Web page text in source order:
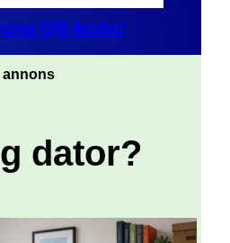
QR-koder
annons
dator?